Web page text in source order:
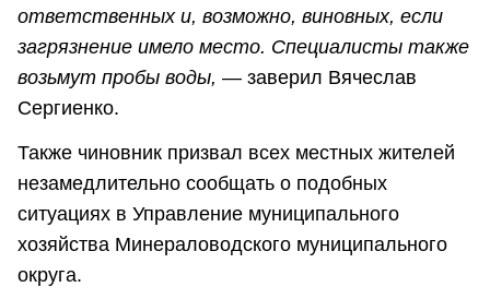
ответственных и, возможно, виновных, если
загрязнение имело место. Специалисты также
возьмут пробы воды, — заверил Вячеслав
Сергиенко.
Также чиновник призвал всех местных жителей
незамедлительно сообщать о подобных
ситуациях в Управление муниципального
хозяйства Минераловодского муниципального
округа.